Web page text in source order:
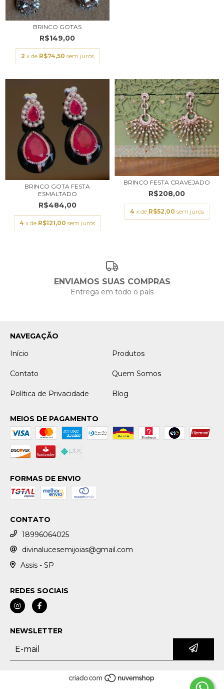
BRINCO GOTAS
R$149,00
2 x de R$74,50 sem juros
BRINCO GOTA FESTA
ESMALTADO
R$484,00
4 x de R$121,00 sem juros
BRINCO FESTA CRAVEJADO
R$208,00
4 x de R$52,00 sem juros
ENVIAMOS SUAS COMPRAS
Entrega em todo o país
NAVEGAÇÃO
Início
Produtos
Contato Quem Somos
Política de Privacidade Blog
MEIOS DE PAGAMENTO
FORMAS DE ENVIO
CONTATO
18996064025
divinalucesemijoias@gmail.com
Assis - SP
REDES SOCIAIS
NEWSLETTER